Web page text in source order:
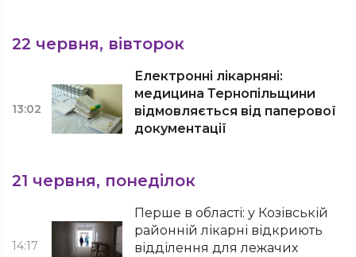
22 червня, вівторок
13:02
Електронні лікарняні:
медицина Тернопільщини
відмовляється від паперової
документації
21 червня, понеділок
14:17
Перше в області: у Козівській
районній лікарні відкриють
відділення для лежачих